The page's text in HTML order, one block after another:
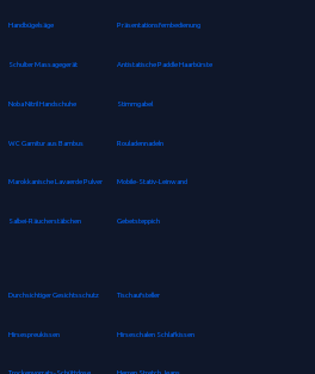
Handbügelsäge Präsentationsfernbedienung
Schulter Massagegerät Antistatische Paddle Haarbürste
Noba Nitril Handschuhe Stimmgabel
WC Garnitur aus Bambus Rouladennadeln
Marokkanische Lavaerde Pulver Mobile-Stativ-Leinwand
Salbei-Räucherstäbchen Gebetsteppich
Durchsichtiger Gesichtsschutz Tischaufsteller
Hirsespreukissen Hirseschalen Schlafkissen